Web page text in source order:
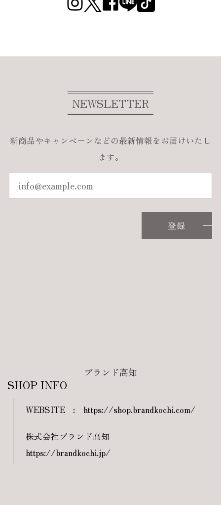
NEWSLETTER
新商品やキャンペーンなどの最新情報をお届けいたし
ます。
登録
ブランド高知
SHOP INFO
WEBSITE : https://shop.brandkochi.com/
株式会社ブランド高知
https://brandkochi.jp/